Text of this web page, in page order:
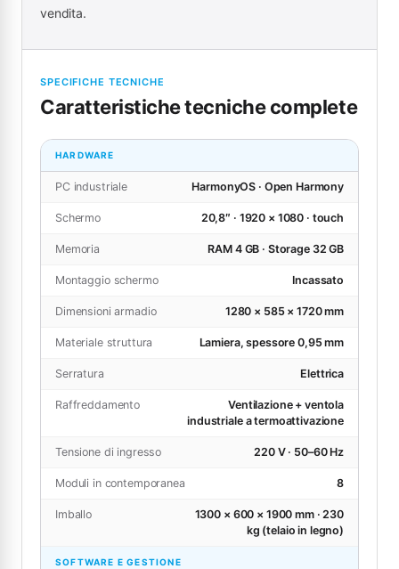
vendita.
SPECIFICHE TECNICHE
Caratteristiche tecniche complete
HARDWARE
PC industriale HarmonyOS · Open Harmony
Schermo 20,8″ · 1920 × 1080 · touch
Memoria RAM 4 GB · Storage 32 GB
Montaggio schermo Incassato
Dimensioni armadio 1280 × 585 × 1720 mm
Materiale struttura Lamiera, spessore 0,95 mm
Serratura Elettrica
Raffreddamento
Ventilazione + ventola
industriale a termoattivazione
Tensione di ingresso 220 V · 50–60 Hz
Moduli in contemporanea 8
Imballo
1300 × 600 × 1900 mm · 230
kg (telaio in legno)
SOFTWARE E GESTIONE